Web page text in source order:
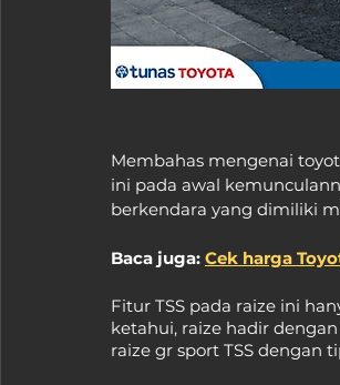
Membahas mengenai
ini pada awal
berkendara yang dimiliki
Baca juga: Cek harga
Fitur TSS pada raize ini
ketahui, raize hadir
raize gr sport TSS dengan